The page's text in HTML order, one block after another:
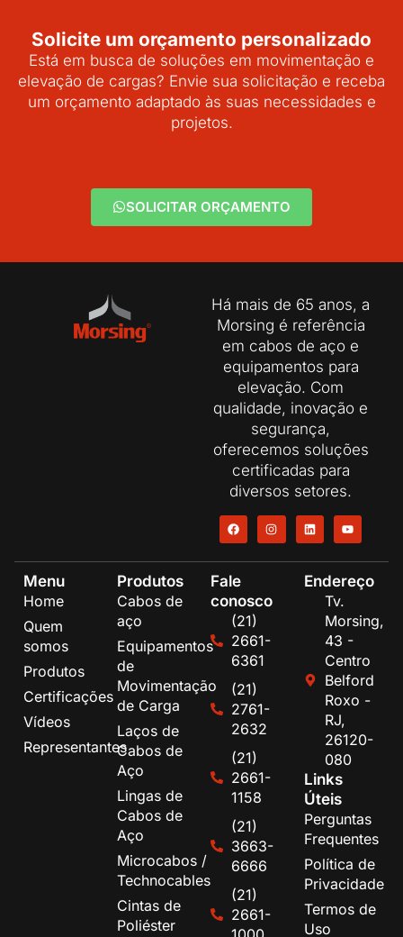
Solicite um orçamento personalizado
Está em busca de soluções em movimentação e
elevação de cargas? Envie sua solicitação e receba
um orçamento adaptado às suas necessidades e
projetos.
SOLICITAR ORÇAMENTO
Há mais de 65 anos, a
Morsing é referência
em cabos de aço e
equipamentos para
elevação. Com
qualidade, inovação e
segurança,
oferecemos soluções
certificadas para
diversos setores.
Menu
Home
Quem
somos
Produtos
Certificações
Vídeos
Representantes
Produtos
Cabos de
aço
Equipamentos
de
Movimentação
de Carga
Laços de
Cabos de
Aço
Lingas de
Cabos de
Aço
Microcabos /
Technocables
Cintas de
Poliéster
Fale
conosco
(21)
2661-
6361
(21)
2761-
2632
(21)
2661-
1158
(21)
3663-
6666
(21)
2661-
Endereço
Tv.
Morsing,
43 -
Centro
Belford
Roxo -
RJ,
26120-
080
Links
Úteis
Perguntas
Frequentes
Política de
Privacidade
Termos de
Uso